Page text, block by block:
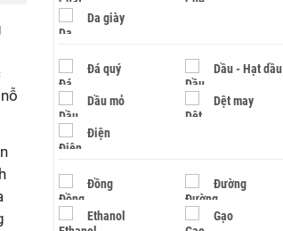
Da giày
Đá quý Dầu - Hạt dầu
Dầu mỏ Dệt may
Điện
Đồng Đường
Ethanol Gạo